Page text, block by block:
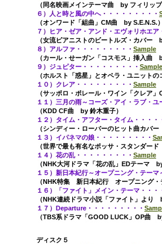
（同名映画メインテーマ曲 by フィリップ
６）人と時と風の中へ・・・・・・・・・
（オンワード「組曲」CM曲 by S.E.N.S.）
７）ヒア・ゼア・アンド・エヴォリホエア
（女流ピアニストのビートルズ・カバー
８）アルファ・・・・・・・・・ Sample
（カール・せーガン「コスモス」挿入曲
９）ジュピター・・・・・・・・・ Sample
（ホルスト「惑星」とオペラ・ユニット
１０）クレア・・・・・・・・・ Sample
（サッポロ・ポレール・ワイン「クレア
１１）三月の雨～コーズ・アイ・ラブ・ユ
（KDD CF曲 by 鈴木重子）
１２）タイム・アフター・タイム・・・・
（シンディー・ローバーのヒット曲カバ
１３）イパネマの娘・・・・・・・・・
（世界で最も有名なポッサ・スタンダー
１４）花の乱・・・・・・・・・ Sample
（NHK大河ドラマ「花の乱」EDテーマ
１５）新日本紀行～オープニング・テーマ
（NHK特集 新日本紀行 オープニング・
１６）「ファイト」メイン・テーマ・・・
（NHK連続ドラマ小説「ファイト」より
１７）Departure・・・・・・・・・
（TBS系ドラマ「GOOD LUCK」OP曲
ディスク５